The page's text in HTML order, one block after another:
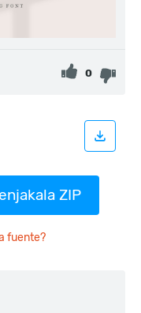
0
ZIP
fuente?